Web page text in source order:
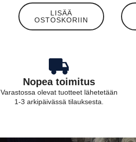
LISÄÄ
OSTOSKORIIN
Nopea toimitus
Varastossa olevat tuotteet lähetetään
1-3 arkipäivässä tilauksesta.